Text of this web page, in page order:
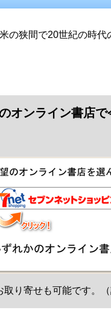
の狭間で20世紀の時
オンライン書店
取り寄せも可能です。